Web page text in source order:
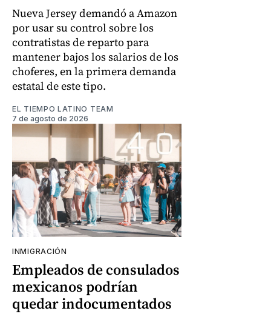
Nueva Jersey demandó a Amazon
por usar su control sobre los
contratistas de reparto para
mantener bajos los salarios de los
choferes, en la primera demanda
estatal de este tipo.
EL TIEMPO LATINO TEAM
7 de agosto de 2026
INMIGRACIÓN
Empleados de consulados
mexicanos podrían
quedar indocumentados